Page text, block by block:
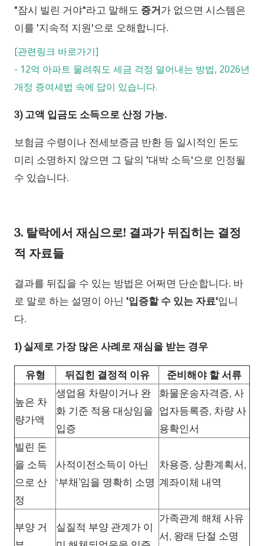
"잠시 빌린 거야"라고 말해도 증거가 없으면 시스템은
이를 '지속적 지원'으로 오해합니다.
[관련링크 바로가기]
- 12억 아파트 물려줘도 세금 걱정 덜어내는 방법, 2026년
개정 증여세법 속에 답이 있습니다.
3) 고액 입금도 소득으로 산정 가능.
보험금 수령이나 전세보증금 반환 등 일시적인 돈도
미리 소명하지 않으면 그 달의 '대박 소득'으로 인정될
수 있습니다.
3. 탈락에서 재심으로! 결과가 뒤집히는 결정
적 자료들
결과를 뒤집을 수 있는 방법은 어쩌면 단순합니다. 바
로 말로 하는 설명이 아닌 '입증할 수 있는 자료'입니
다.
1) 실제로 가장 많은 사례로 재심을 받는 경우
유형 뒤집힌 결정적 이유 준비해야 할 서류
높은 차
량가액
생업용 차량이거나 완
화 기준 적용 대상임을
입증
화물운송자격증, 사
업자등록증, 차량 사
용확인서
빌린 돈
을 소득
으로 산
정
사적이전소득이 아닌
‘부채’임을 명확히 소명
차용증, 상환계획서,
계좌이체 내역
부양 거
실질적 부양 관계가 이
가족관계 해체 사유
서, 왕래 단절 소명